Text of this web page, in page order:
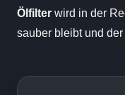
Ölfilter wird in der
sauber bleibt und